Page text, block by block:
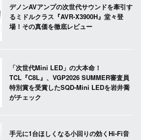
デノンAVアンプの次世代サウンドを牽引す
るミドルクラス『AVR-X3900H』堂々登
場！その真価を徹底レビュー
「次世代Mini LED」の大本命！
TCL『C8L』、VGP2026 SUMMER審査員
特別賞を受賞したSQD-Mini LEDを岩井喬
がチェック
手元に1台ほしくなる小回りの効くHi-Fi音